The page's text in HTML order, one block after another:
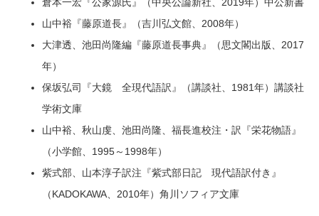
倉本一宏『公家源氏』（中央公論新社、2019年）中公新書
山中裕『藤原道長』（吉川弘文館、2008年）
大津透、池田尚隆編『藤原道長事典』（思文閣出版、2017
年）
保坂弘司『大鏡 全現代語訳』（講談社、1981年）講談社
学術文庫
山中裕、秋山虔、池田尚隆、福長進校注・訳『栄花物語』
（小学館、1995～1998年）
紫式部、山本淳子訳注『紫式部日記 現代語訳付き』
（KADOKAWA、2010年）角川ソフィア文庫